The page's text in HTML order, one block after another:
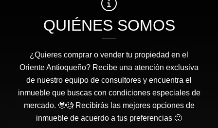
QUIÉNES SOMOS
¿Quieres comprar o vender tu propiedad en el
Oriente Antioqueño? Recibe una atención exclusiva
de nuestro equipo de consultores y encuentra el
inmueble que buscas con condiciones especiales de
mercado. 🤓🧐 Recibirás las mejores opciones de
inmueble de acuerdo a tus preferencias 🙂